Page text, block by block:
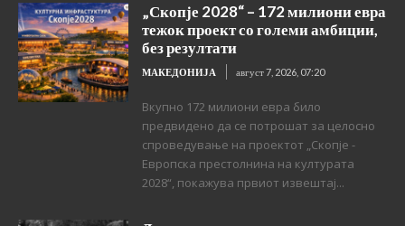
„Скопје 2028“ – 172 милиони евра
тежок проект со големи амбиции,
без резултати
МАКЕДОНИЈА август 7, 2026, 07:20
Вкупно 172 милиони евра било
предвидено да се потрошат за целосно
спроведување на проектот „Скопје -
Европска престолнина на културата
2028“, покажува првиот извештај...